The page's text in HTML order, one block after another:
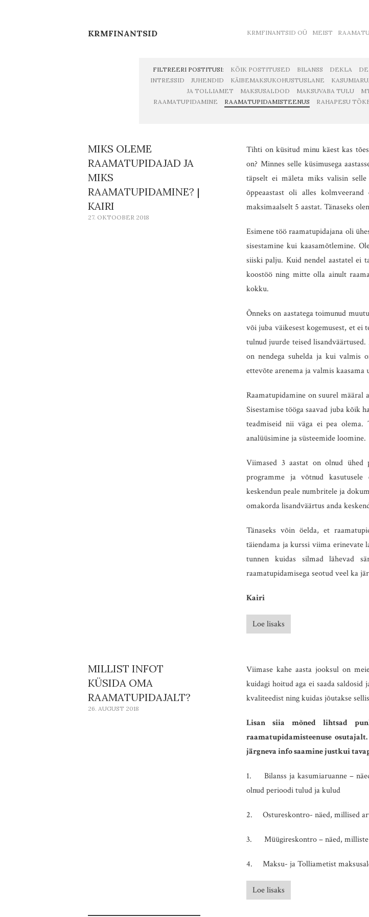
KRMFINANTSID KRMFINANTSID OÜ MEIST
FILTREERI POSTITUSI: KÕIK POSTITUSED BILANSS DEKLA
INTRESSID
JUHENDID KÄIBEMAKSUKOHUSTUSLANE
JA TOLLIAMET
MAKSUSALDOD MAKSUVABA TULU
RAAMATUPIDAMINE
RAAMATUPIDAMISTEENUS RAHAPESU
MIKS OLEME
RAAMATUPIDAJAD JA
MIKS
RAAMATUPIDAMINE? |
KAIRI
27. OKTOOBER 2018
Tihti on küsitud minu käest kas
on? Minnes selle küsimusega
täpselt ei mäleta miks valisin
õppeaastast oli alles
maksimaalselt 5 aastat. Tänaseks
Esimene töö raamatupidajana oli
sisestamine kui kaasamõtlemine.
siiski palju. Kuid nendel aastatel ei
koostöö ning mitte olla ainult
kokku.
Õnneks on aastatega toimunud
või juba väikesest kogemusest, et ei
tulnud juurde teised
on nendega suhelda ja kui valmis
ettevõte arenema ja valmis kaasama
Raamatupidamine on suurel määral
Sisestamise tööga saavad juba kõik
teadmiseid nii väga ei pea
analüüsimine ja süsteemide loomine.
Viimased 3 aastat on olnud ühed
programme ja võtnud kasutusele
keskendun peale numbritele ja
omakorda lisandväärtus anda
Tänaseks võin öelda, et
täiendama ja kurssi viima erinevate
tunnen kuidas silmad lähevad
raamatupidamisega seotud veel ka
Kairi
Loe lisaks
MILLIST INFOT
KÜSIDA OMA
RAAMATUPIDAJALT?
26. AUGUST 2018
Viimase kahe aasta jooksul on
kuidagi hoitud aga ei saada
kvaliteedist ning kuidas jõutakse
Lisan siia mõned lihtsad
raamatupidamisteenuse
järgneva info saamine justkui
1. Bilanss ja kasumiaruanne –
olnud perioodi tulud ja kulud
2. Ostureskontro- näed, millised
3. Müügireskontro – näed, milliste
4. Maksu- ja Tolliametist
Loe lisaks